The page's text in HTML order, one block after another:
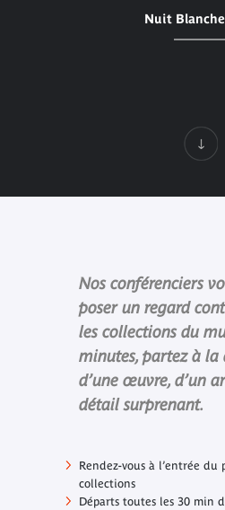
Nuit
Nos conférenciers
poser un regard
les collections du
minutes, partez à la
d’une œuvre, d’un
détail surprenant.
Rendez-vous à l’entrée du
collections
Départs toutes les 30 min